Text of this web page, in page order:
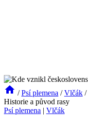
/ Psí plemena / Vlčák /
Historie a původ rasy
Psí plemena | Vlčák